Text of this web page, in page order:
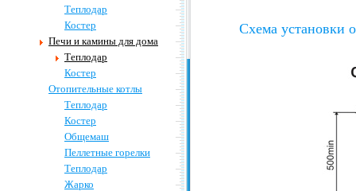
Теплодар
Костер
Печи и камины для дома
Теплодар
Костер
Отопительные котлы
Теплодар
Костер
Общемаш
Пеллетные горелки
Теплодар
Жарко
Схема установки